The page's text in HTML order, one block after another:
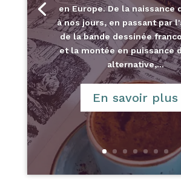
en Europe. De la naissance
à nos jours, en passant par
de la bande dessinée
et la montée en puissance
alternative,...
En savoir plus